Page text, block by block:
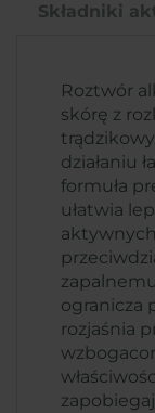
Składniki
Roztwór
skórę z
działaniu
formuła
ułatwia
ogranicza
rozjaśnia